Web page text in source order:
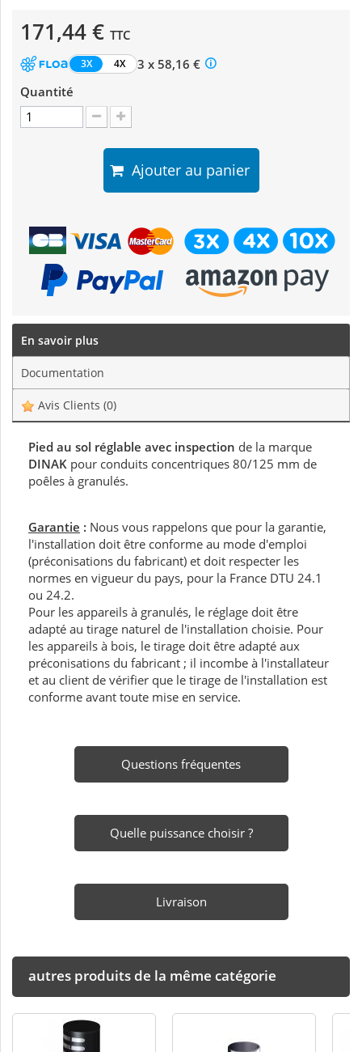
171,44 € TTC
3X 4X
3 x 58,16 €
Quantité
Ajouter au panier
En savoir plus
Documentation
Avis Clients (0)
Pied au sol réglable avec inspection de la marque
DINAK pour conduits concentriques 80/125 mm de
poêles à granulés.
Garantie : Nous vous rappelons que pour la garantie,
l'installation doit être conforme au mode d'emploi
(préconisations du fabricant) et doit respecter les
normes en vigueur du pays, pour la France DTU 24.1
ou 24.2.
Pour les appareils à granulés, le réglage doit être
adapté au tirage naturel de l'installation choisie. Pour
les appareils à bois, le tirage doit être adapté aux
préconisations du fabricant ; il incombe à l'installateur
et au client de vérifier que le tirage de l'installation est
conforme avant toute mise en service.
Questions fréquentes
Quelle puissance choisir ?
Livraison
autres produits de la même catégorie